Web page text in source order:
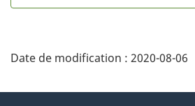
Date de modification : 2020-08-06